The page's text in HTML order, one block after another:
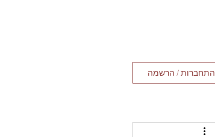
התחברות / הרשמה